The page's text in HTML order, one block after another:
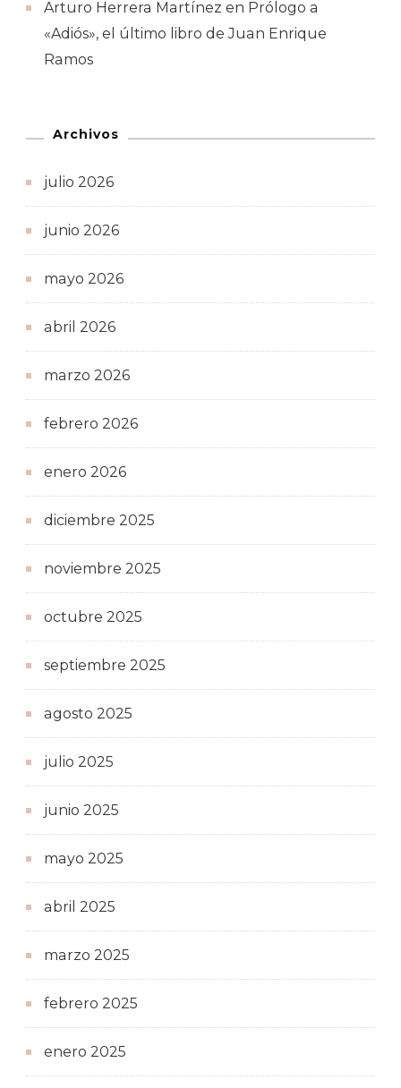
Arturo Herrera Martínez en Prólogo a
«Adiós», el último libro de Juan Enrique
Ramos
Archivos
julio 2026
junio 2026
mayo 2026
abril 2026
marzo 2026
febrero 2026
enero 2026
diciembre 2025
noviembre 2025
octubre 2025
septiembre 2025
agosto 2025
julio 2025
junio 2025
mayo 2025
abril 2025
marzo 2025
febrero 2025
enero 2025